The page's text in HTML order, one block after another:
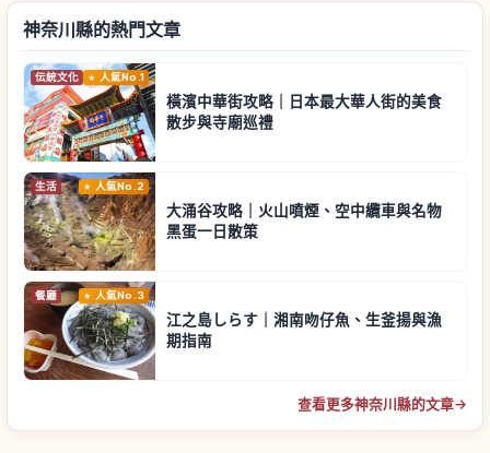
神奈川縣的熱門文章
伝統文化 人氣No.1
橫濱中華街攻略｜日本最大華人街的美食
散步與寺廟巡禮
生活 人氣No.2
大涌谷攻略｜火山噴煙、空中纜車與名物
黑蛋一日散策
餐廳 人氣No.3
江之島しらす｜湘南吻仔魚、生釜揚與漁
期指南
查看更多神奈川縣的文章→